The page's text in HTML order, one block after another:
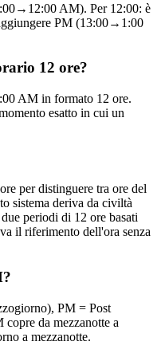
AM). Per 12:00: è
PM (13:00→1:00
12 ore?
AM in formato 12 ore.
esatto in cui un
per distinguere tra ore del
sistema deriva da civiltà
periodi di 12 ore basati
il riferimento dell'ora senza
PM = Post
da mezzanotte a
a mezzanotte.